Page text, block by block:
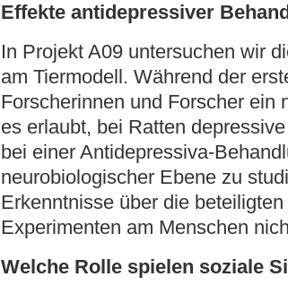
Effekte antidepressiver
In Projekt A09 untersuchen wir
am Tiermodell. Während der
Forscherinnen und Forscher ein
es erlaubt, bei Ratten
bei einer Antidepressiva-
neurobiologischer Ebene zu
Erkenntnisse über die
Experimenten am Menschen
Welche Rolle spielen soziale